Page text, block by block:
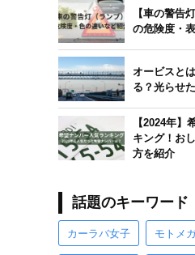
【車の警告
の危険度・
オービスと
る？光らせ
【2024年】
キング！お
方を紹介
話題のキーワード
カーラバ女子 モトメ